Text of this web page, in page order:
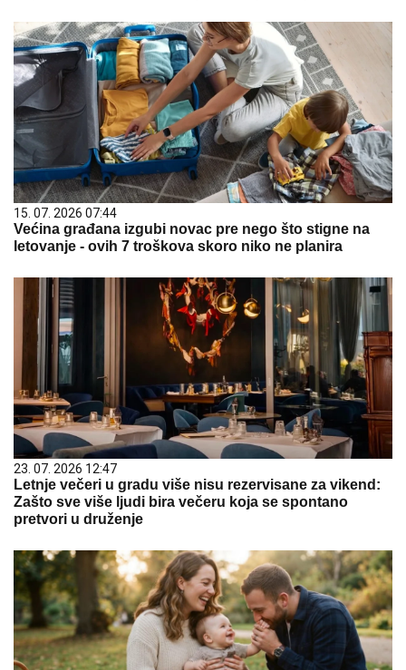
15. 07. 2026 07:44
Većina građana izgubi novac pre nego što stigne na
letovanje - ovih 7 troškova skoro niko ne planira
23. 07. 2026 12:47
Letnje večeri u gradu više nisu rezervisane za vikend:
Zašto sve više ljudi bira večeru koja se spontano
pretvori u druženje